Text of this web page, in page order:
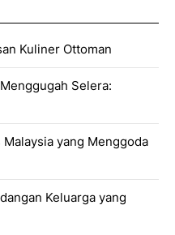
Kuliner Ottoman
Selera:
yang Menggoda
Keluarga yang